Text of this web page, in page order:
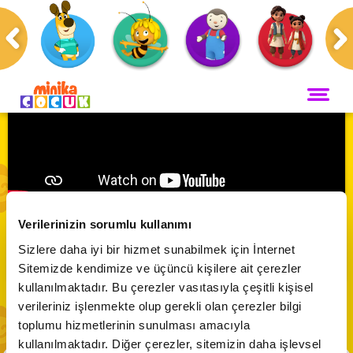
Verilerinizin sorumlu kullanımı
Sizlere daha iyi bir hizmet sunabilmek için İnternet
Sitemizde kendimize ve üçüncü kişilere ait çerezler
kullanılmaktadır. Bu çerezler vasıtasıyla çeşitli kişisel
verileriniz işlenmekte olup gerekli olan çerezler bilgi
toplumu hizmetlerinin sunulması amacıyla
kullanılmaktadır. Diğer çerezler, sitemizin daha işlevsel
PROGRAMLAR
Neşeli Dünyam
Servis
Bi' Adada Bi' Arada
Arı Maya
Çupi
Akika ve Sahara
YAYIN AKIŞI
VİDEO
CANLI YAYIN
Anasayfa Robocar Poli
Robocar Poli 🚔 | Buldo Islak Betona Düşüyor
Abone Ol